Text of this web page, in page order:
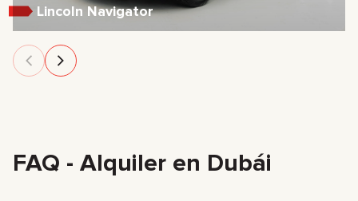
Lincoln Navigator
FAQ - Alquiler en Dubái